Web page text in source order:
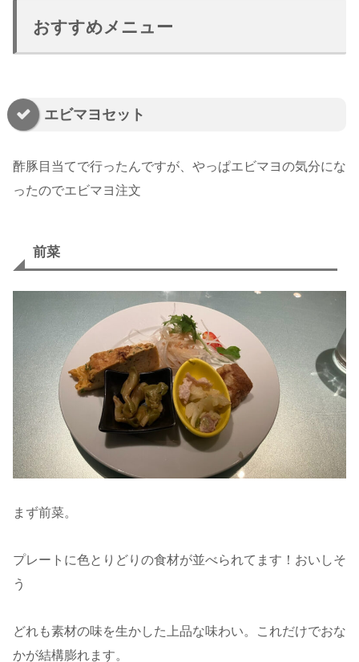
おすすめメニュー
エビマヨセット
酢豚目当てで行ったんですが、やっぱエビマヨの気分にな
ったのでエビマヨ注文
前菜
まず前菜。
プレートに色とりどりの食材が並べられてます！おいしそ
う
どれも素材の味を生かした上品な味わい。これだけでおな
かが結構膨れます。